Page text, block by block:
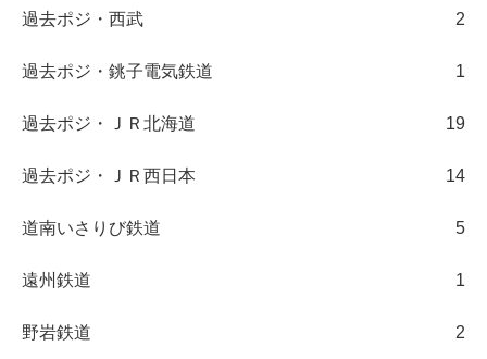
過去ポジ・西武 2
過去ポジ・銚子電気鉄道 1
過去ポジ・ＪＲ北海道 19
過去ポジ・ＪＲ西日本 14
道南いさりび鉄道 5
遠州鉄道 1
野岩鉄道 2